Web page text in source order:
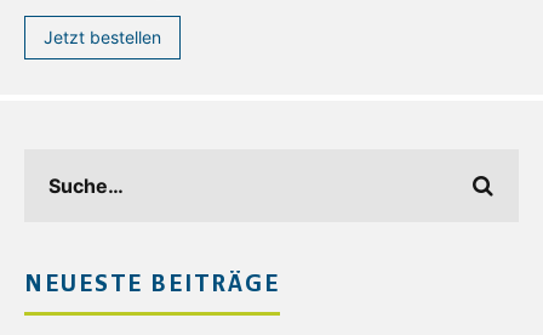
Jetzt bestellen
NEUESTE BEITRÄGE